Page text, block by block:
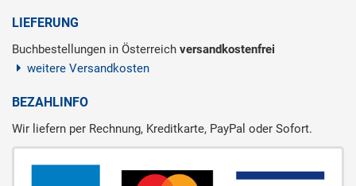
LIEFERUNG
Buchbestellungen in Österreich versandkostenfrei
weitere Versandkosten
BEZAHLINFO
Wir liefern per Rechnung, Kreditkarte, PayPal oder Sofort.